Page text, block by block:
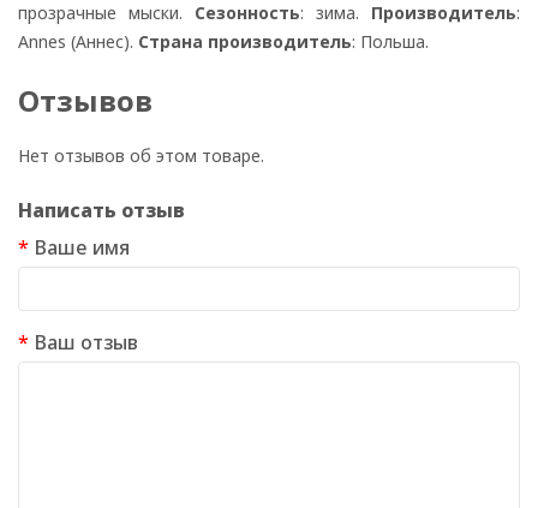
прозрачные мыски. Сезонность: зима. Производитель:
Annes (Аннес). Страна производитель: Польша.
Отзывов
Нет отзывов об этом товаре.
Написать отзыв
Ваше имя
Ваш отзыв